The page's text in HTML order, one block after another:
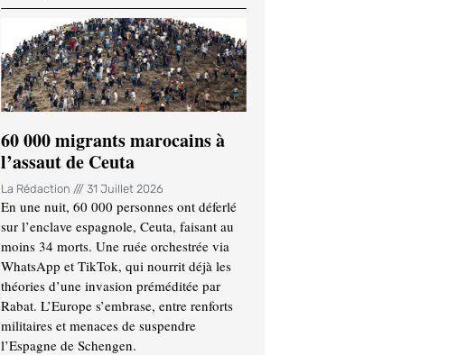
60 000 migrants marocains à
l’assaut de Ceuta
La Rédaction 31 Juillet 2026
En une nuit, 60 000 personnes ont déferlé
sur l’enclave espagnole, Ceuta, faisant au
moins 34 morts. Une ruée orchestrée via
WhatsApp et TikTok, qui nourrit déjà les
théories d’une invasion préméditée par
Rabat. L’Europe s’embrase, entre renforts
militaires et menaces de suspendre
l’Espagne de Schengen.